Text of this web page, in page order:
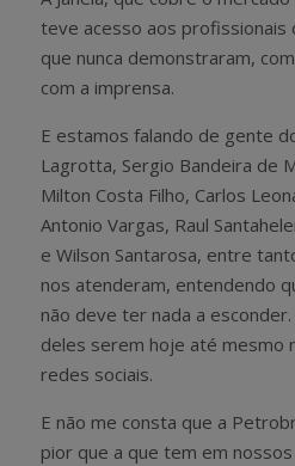
teve acesso aos profissionais
que nunca demonstraram,
com a imprensa.
E estamos falando de gente
Lagrotta, Sergio Bandeira de
Milton Costa Filho, Carlos
Antonio Vargas, Raul
e Wilson Santarosa, entre
nos atenderam, entendendo
não deve ter nada a
deles serem hoje até mesmo
redes sociais.
E não me consta que a
pior que a que tem em